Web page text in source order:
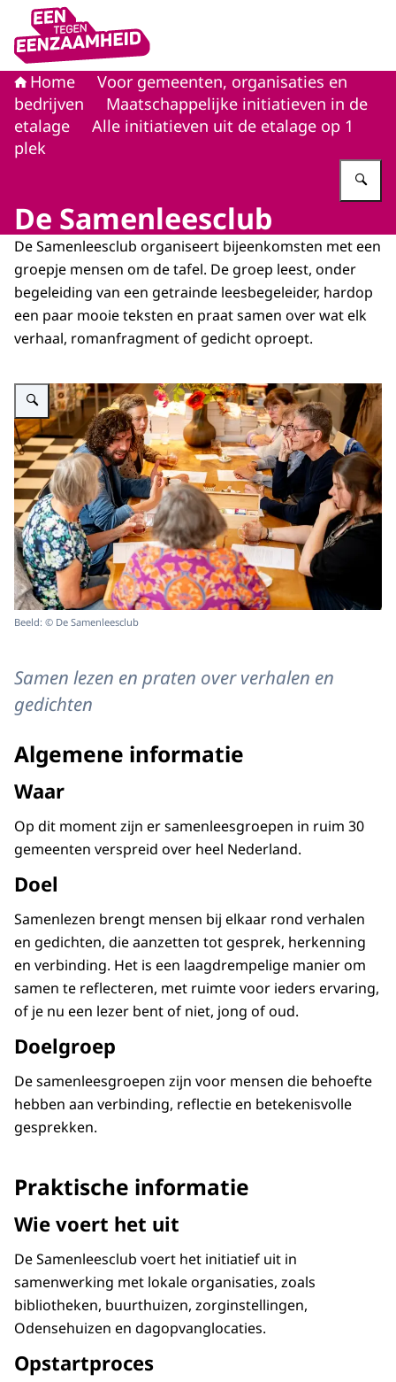
Naar de homepage van Eén tegen eenzaamheid
Home
Voor gemeenten, organisaties en
bedrijven
Maatschappelijke initiatieven in de
etalage
Alle initiatieven uit de etalage op 1
plek
De Samenleesclub
De Samenleesclub organiseert bijeenkomsten met een
groepje mensen om de tafel. De groep leest, onder
begeleiding van een getrainde leesbegeleider, hardop
een paar mooie teksten en praat samen over wat elk
verhaal, romanfragment of gedicht oproept.
Vergroot afbeelding Een bijeenkomst van De Samenleesclub
Beeld: © De Samenleesclub
Samen lezen en praten over verhalen en
gedichten
Algemene informatie
Waar
Op dit moment zijn er samenleesgroepen in ruim 30
gemeenten verspreid over heel Nederland.
Doel
Samenlezen brengt mensen bij elkaar rond verhalen
en gedichten, die aanzetten tot gesprek, herkenning
en verbinding. Het is een laagdrempelige manier om
samen te reflecteren, met ruimte voor ieders ervaring,
of je nu een lezer bent of niet, jong of oud.
Doelgroep
De samenleesgroepen zijn voor mensen die behoefte
hebben aan verbinding, reflectie en betekenisvolle
gesprekken.
Praktische informatie
Wie voert het uit
De Samenleesclub voert het initiatief uit in
samenwerking met lokale organisaties, zoals
bibliotheken, buurthuizen, zorginstellingen,
Odensehuizen en dagopvanglocaties.
Opstartproces